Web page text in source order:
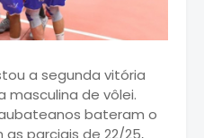
a segunda vitória
masculina de vôlei.
bateram o
as parciais de 22/25,